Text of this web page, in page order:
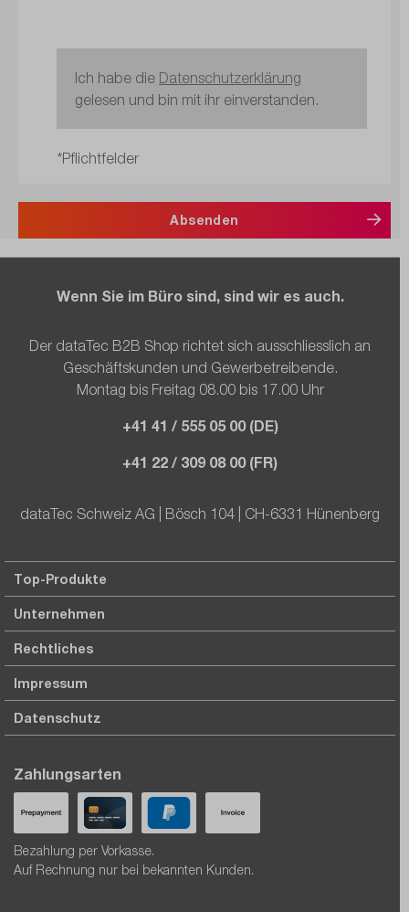
Ich habe die Datenschutzerklärung
gelesen und bin mit ihr einverstanden.
*Pflichtfelder
Absenden
Wenn Sie im Büro sind, sind wir es auch.
Der dataTec B2B Shop richtet sich ausschliesslich an
Geschäftskunden und Gewerbetreibende.
Montag bis Freitag 08.00 bis 17.00 Uhr
+41 41 / 555 05 00 (DE)
+41 22 / 309 08 00 (FR)
dataTec Schweiz AG | Bösch 104 | CH-6331 Hünenberg
Top-Produkte
Unternehmen
Rechtliches
Impressum
Datenschutz
Zahlungsarten
Bezahlung per Vorkasse.
Auf Rechnung nur bei bekannten Kunden.